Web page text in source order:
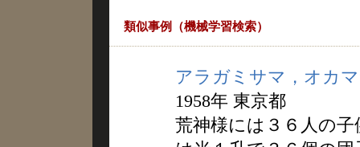
類似事例（機械学習検索）
アラガミサマ，オカ
1958年 東京都
荒神様には３６人の